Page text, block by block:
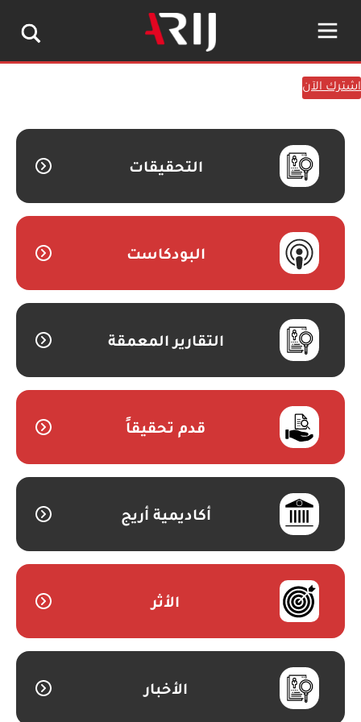
اشترك الآن
التحقيقات
البودكاست
التقارير المعمقة
قدم تحقيقاً
أكاديمية أريج
الأثر
الأخبار